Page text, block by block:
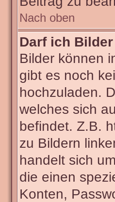
Nach oben
Darf ich
Bilder können
gibt es noch
hochzuladen.
welches sich
befindet. Z.B.
zu Bildern
handelt sich
die einen
Konten,